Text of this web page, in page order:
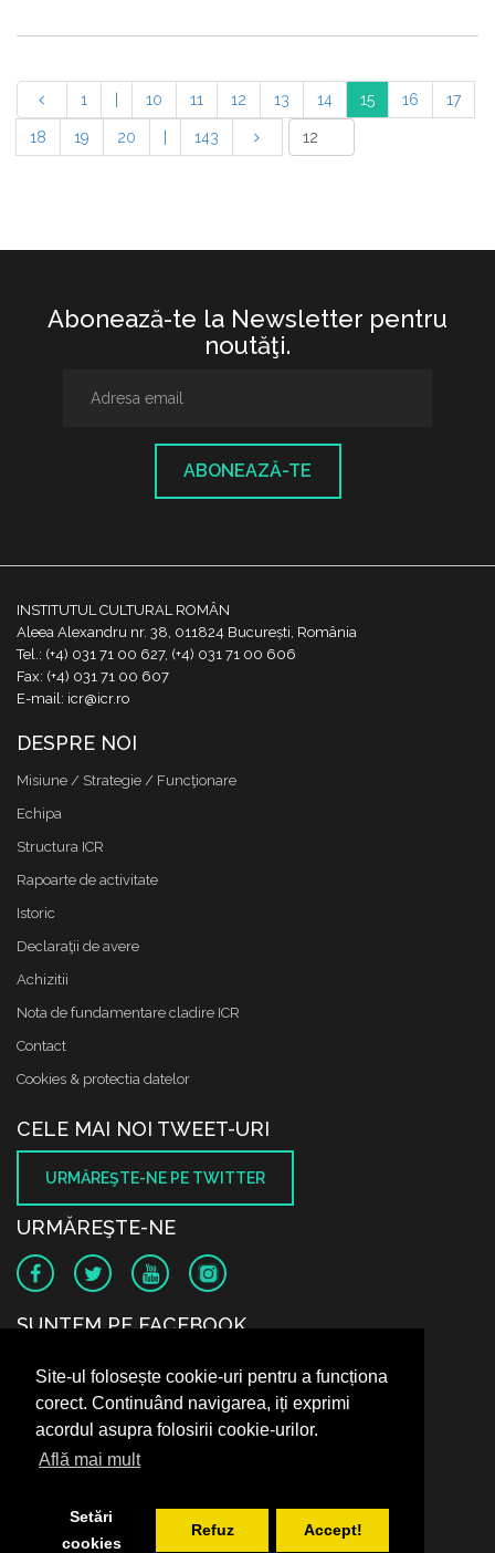
Site-ul folosește cookie-uri pentru a funcționa
corect. Continuând navigarea, iți exprimi
acordul asupra folosirii cookie-urilor.
Află mai mult
Setări
cookies
Refuz Accept!
1 10 11 12 13 14 15 16 17
18 19 20 143
Abonează-te la Newsletter pentru
noutăţi.
ABONEAZĂ-TE
INSTITUTUL CULTURAL ROMÂN
Aleea Alexandru nr. 38, 011824 București, România
Tel.: (+4) 031 71 00 627, (+4) 031 71 00 606
Fax: (+4) 031 71 00 607
E-mail: icr@icr.ro
DESPRE NOI
Misiune / Strategie / Funcţionare
Echipa
Structura ICR
Rapoarte de activitate
Istoric
Declaraţii de avere
Achizitii
Nota de fundamentare cladire ICR
Contact
Cookies & protectia datelor
CELE MAI NOI TWEET-URI
URMĂREŞTE-NE PE TWITTER
URMĂREŞTE-NE
SUNTEM PE FACEBOOK